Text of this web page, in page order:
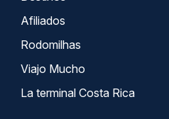
Afiliados
Rodomilhas
Viajo Mucho
La terminal Costa Rica